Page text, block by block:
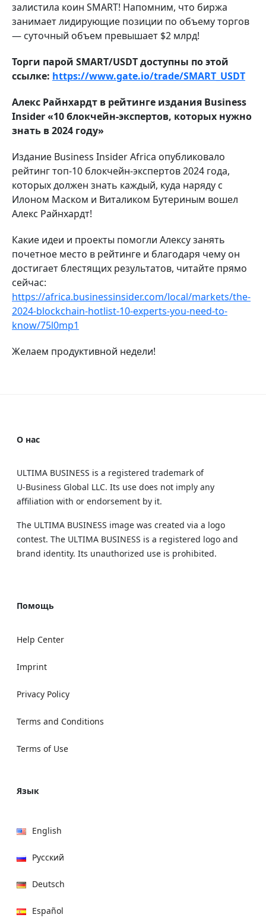
залистила коин SMART! Напомним, что биржа
занимает лидирующие позиции по объему торгов
— суточный объем превышает $2 млрд!
Торги парой SMART/USDT доступны по этой
ссылке: https://www.gate.io/trade/SMART_USDT
Алекс Райнхардт в рейтинге издания Business
Insider «10 блокчейн-экспертов, которых нужно
знать в 2024 году»
Издание Business Insider Africa опубликовало
рейтинг топ-10 блокчейн-экспертов 2024 года,
которых должен знать каждый, куда наряду с
Илоном Маском и Виталиком Бутериным вошел
Алекс Райнхардт!
Какие идеи и проекты помогли Алексу занять
почетное место в рейтинге и благодаря чему он
достигает блестящих результатов, читайте прямо
сейчас:
https://africa.businessinsider.com/local/markets/the-
2024-blockchain-hotlist-10-experts-you-need-to-
know/75l0mp1
Желаем продуктивной недели!
О нас
ULTIMA BUSINESS is a registered trademark of
U‑Business Global LLC. Its use does not imply any
affiliation with or endorsement by it.
The ULTIMA BUSINESS image was created via a logo
contest. The ULTIMA BUSINESS is a registered logo and
brand identity. Its unauthorized use is prohibited.
Помощь
Help Center
Imprint
Privacy Policy
Terms and Conditions
Terms of Use
Язык
English
Русский
Deutsch
Español